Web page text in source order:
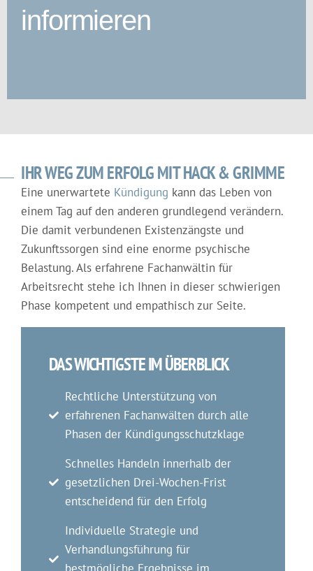
informieren
IHR WEG ZUM ERFOLG MIT HACK & GRIMME
Eine unerwartete Kündigung kann das Leben von
einem Tag auf den anderen grundlegend verändern.
Die damit verbundenen Existenzängste und
Zukunftssorgen sind eine enorme psychische
Belastung. Als erfahrene Fachanwältin für
Arbeitsrecht stehe ich Ihnen in dieser schwierigen
Phase kompetent und empathisch zur Seite.
DAS WICHTIGSTE IM ÜBERBLICK
Rechtliche Unterstützung von
erfahrenen Fachanwälten durch alle
Phasen der Kündigungsschutzklage
Schnelles Handeln innerhalb der
gesetzlichen Drei-Wochen-Frist
entscheidend für den Erfolg
Individuelle Strategie und
Verhandlungsführung für